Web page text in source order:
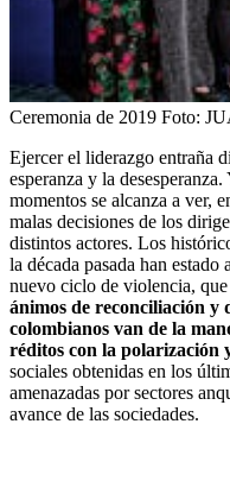
Ceremonia de 2019 Foto:
Ejercer el liderazgo entraña
esperanza y la
momentos se alcanza a ver,
malas decisiones de los
distintos actores. Los
la década pasada han
nuevo ciclo de violencia,
ánimos de reconciliación y
colombianos van de la
réditos con la polarización
sociales obtenidas en los
amenazadas por sectores
avance de las sociedades.